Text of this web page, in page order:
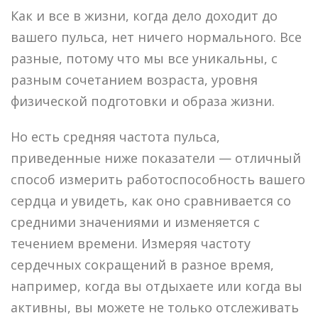
Как и все в жизни, когда дело доходит до
вашего пульса, нет ничего нормального. Все
разные, потому что мы все уникальны, с
разным сочетанием возраста, уровня
физической подготовки и образа жизни.
Но есть средняя частота пульса,
приведенные ниже показатели — отличный
способ измерить работоспособность вашего
сердца и увидеть, как оно сравнивается со
средними значениями и изменяется с
течением времени. Измеряя частоту
сердечных сокращений в разное время,
например, когда вы отдыхаете или когда вы
активны, вы можете не только отслеживать